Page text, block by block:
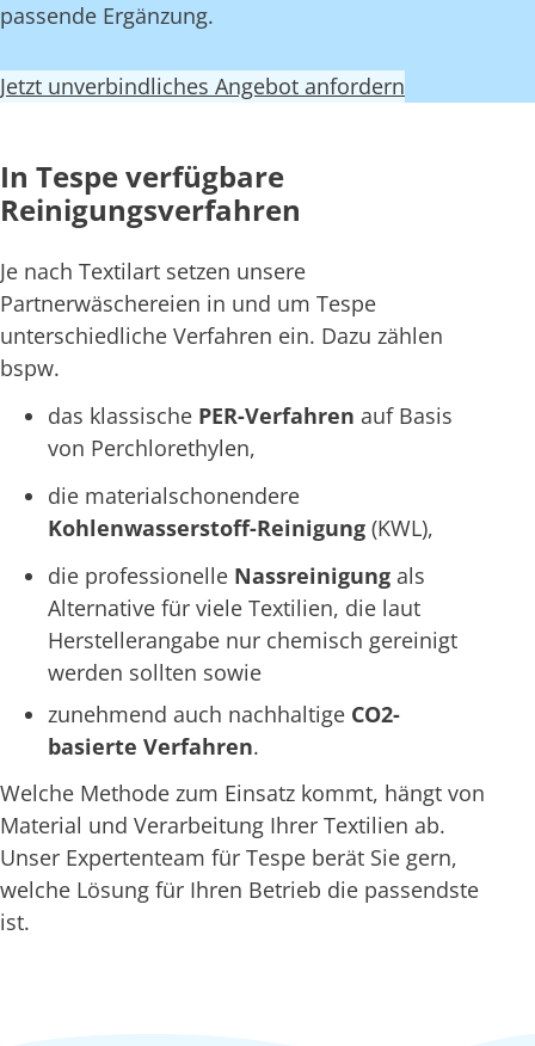
passende Ergänzung.
Jetzt unverbindliches Angebot anfordern
In Tespe verfügbare
Reinigungsverfahren
Je nach Textilart setzen unsere
Partnerwäschereien in und um Tespe
unterschiedliche Verfahren ein. Dazu zählen
bspw.
das klassische PER-Verfahren auf Basis
von Perchlorethylen,
die materialschonendere
Kohlenwasserstoff-Reinigung (KWL),
die professionelle Nassreinigung als
Alternative für viele Textilien, die laut
Herstellerangabe nur chemisch gereinigt
werden sollten sowie
zunehmend auch nachhaltige CO2-
basierte Verfahren.
Welche Methode zum Einsatz kommt, hängt von
Material und Verarbeitung Ihrer Textilien ab.
Unser Expertenteam für Tespe berät Sie gern,
welche Lösung für Ihren Betrieb die passendste
ist.